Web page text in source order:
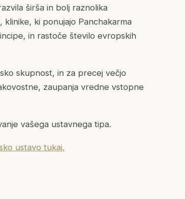
širša in bolj raznolika
ki ponujajo Panchakarma
in rastoče število evropskih
skupnost, in za precej večjo
zaupanja vredne vstopne
vašega ustavnega tipa.
ustavo tukaj.